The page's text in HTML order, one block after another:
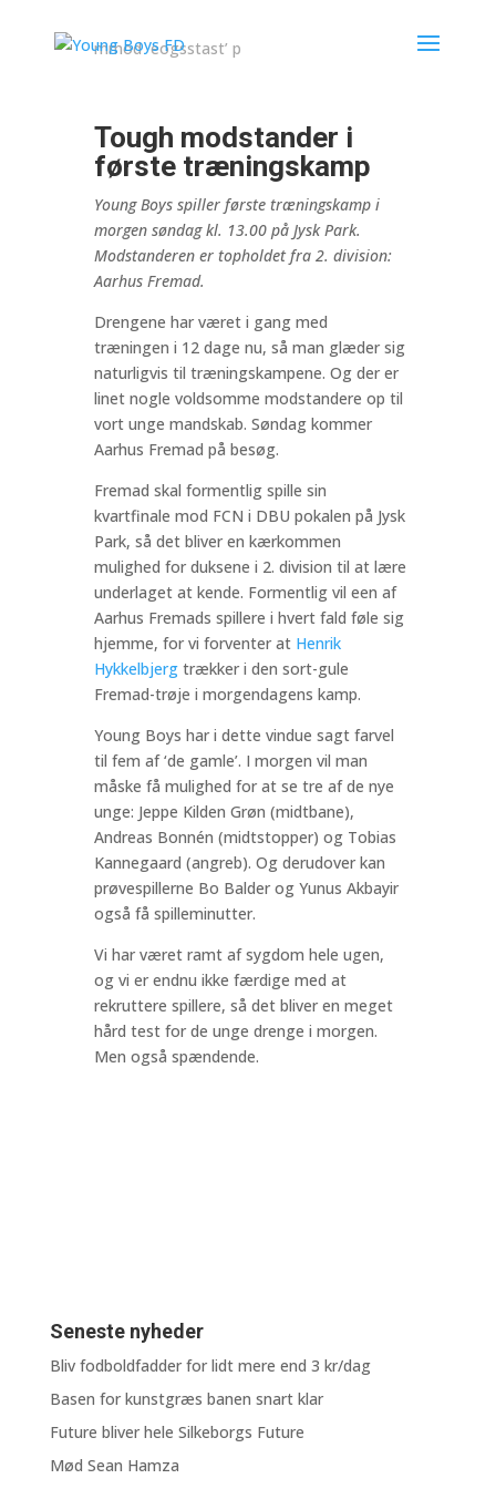
mmod eogsstast’ p
Tough modstander i
første træningskamp
Young Boys spiller første træningskamp i
morgen søndag kl. 13.00 på Jysk Park.
Modstanderen er topholdet fra 2. division:
Aarhus Fremad.
Drengene har været i gang med
træningen i 12 dage nu, så man glæder sig
naturligvis til træningskampene. Og der er
linet nogle voldsomme modstandere op til
vort unge mandskab. Søndag kommer
Aarhus Fremad på besøg.
Fremad skal formentlig spille sin
kvartfinale mod FCN i DBU pokalen på Jysk
Park, så det bliver en kærkommen
mulighed for duksene i 2. division til at lære
underlaget at kende. Formentlig vil een af
Aarhus Fremads spillere i hvert fald føle sig
hjemme, for vi forventer at Henrik
Hykkelbjergtrækker i den sort-gule
Fremad-trøje i morgendagens kamp.
Young Boys har i dette vindue sagt farvel
til fem af ‘de gamle’. I morgen vil man
måske få mulighed for at se tre af de nye
unge: Jeppe Kilden Grøn (midtbane),
Andreas Bonnén (midtstopper) og Tobias
Kannegaard (angreb). Og derudover kan
prøvespillerne Bo Balder og Yunus Akbayir
også få spilleminutter.
Vi har været ramt af sygdom hele ugen,
og vi er endnu ikke færdige med at
rekruttere spillere, så det bliver en meget
hård test for de unge drenge i morgen.
Men også spændende.
Seneste nyheder
Bliv fodboldfadder for lidt mere end 3 kr/dag
Basen for kunstgræs banen snart klar
Future bliver hele Silkeborgs Future
Mød Sean Hamza